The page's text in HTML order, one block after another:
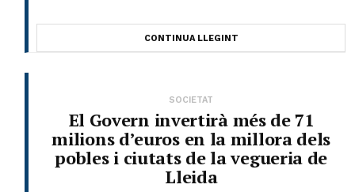
CONTINUA LLEGINT
SOCIETAT
El Govern invertirà més de 71
milions d’euros en la millora dels
pobles i ciutats de la vegueria de
Lleida